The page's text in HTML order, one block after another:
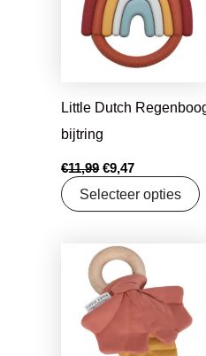
Little Dutch
bijtring
€11,99 €9,47
Selecteer opties
Oorspronkelijke
prijs
was:
€7,95.
Huidige
prijs
is:
€6,28.